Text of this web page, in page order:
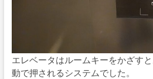
エレベータはルームキーをかざす
動で押されるシステムでした。